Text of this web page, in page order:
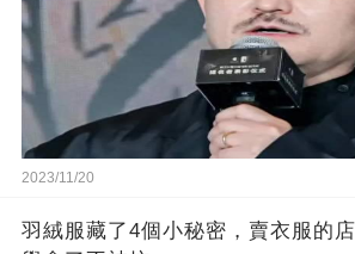
2023/11/20
羽絨服藏了4個小秘密，賣衣服的